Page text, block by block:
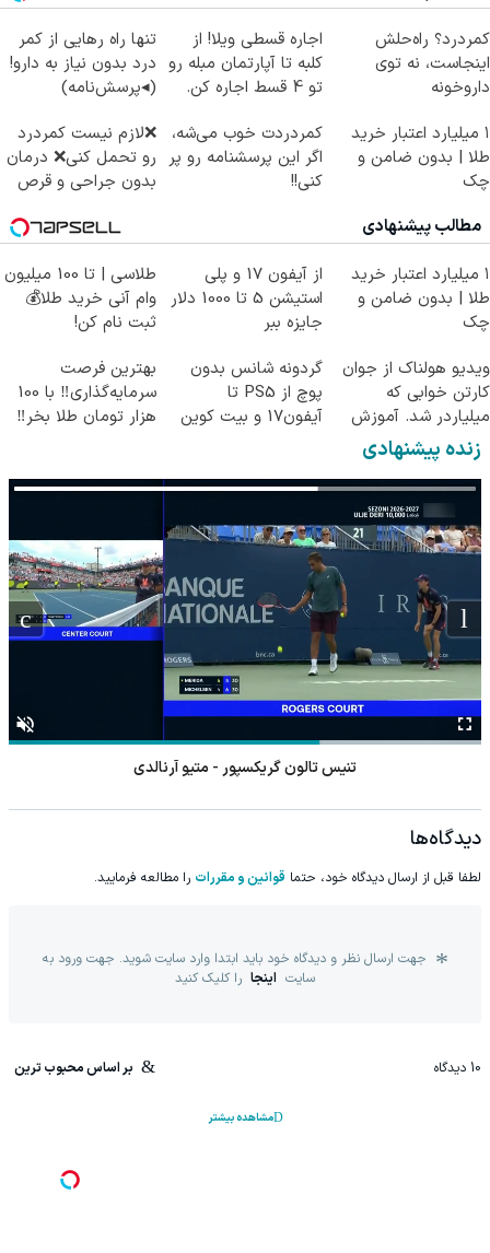
کمردرد؟ راه‌حلش
اینجاست، نه توی
داروخونه
اجاره‌ قسطی ویلا! از
کلبه تا آپارتمان مبله رو
تو 4 قسط اجاره کن.
تنها راه رهایی از کمر
درد بدون نیاز به دارو!
(◂پرسش‌نامه)
۱ میلیارد اعتبار خرید
طلا | بدون ضامن و
چک
کمردردت خوب می‌شه،
اگر این پرسشنامه رو پر
کنی!!
❌لازم نیست کمردرد
رو تحمل کنی❌ درمان
بدون جراحی و قرص
مطالب پیشنهادی
۱ میلیارد اعتبار خرید
طلا | بدون ضامن و
چک
از آیفون 17 و پلی
استیشن 5 تا 1000 دلار
جایزه ببر
طلاسی | تا 100 میلیون
وام آنی خرید طلا💰
ثبت نام کن!
ویدیو هولناک از جوان
کارتن خوابی که
میلیاردر شد. آموزش
رایگان
گردونه شانس بدون
پوچ از PS5 تا
آیفون17 و بیت کوین
بهترین فرصت
سرمایه‌گذاری‼️ با 100
هزار تومان طلا بخر‼️
زنده پیشنهادی
تنیس تالون گریکسپور - متیو آرنالدی
دیدگاه‌ها
لطفا قبل از ارسال دیدگاه خود، حتما قوانین و مقررات را مطالعه فرمایید.
جهت ارسال نظر و دیدگاه خود باید ابتدا وارد سایت شوید. جهت ورود به
سایت اینجا را کلیک کنید
10 دیدگاه بر اساس محبوب ترین
مشاهده بیشتر